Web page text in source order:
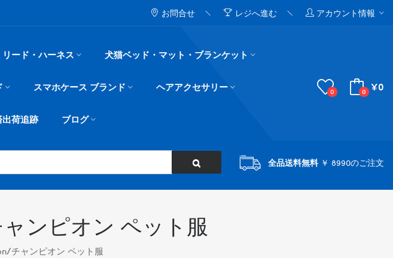
お問合せ レジへ進む アカウント情報
ード・ハーネス 犬猫ベッド・マット・ブランケット
スマホケース ブランド ヘアアクセサリー
荷追跡 ブログ
0 0 ¥0
全品送料無料￥ 8990のご注文
ンピオン ペット服
チャンピオン ペット服